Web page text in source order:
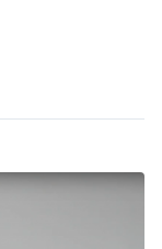
te gast bij TV